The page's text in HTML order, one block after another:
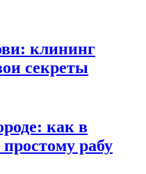
клининг
секреты
как в
рабу